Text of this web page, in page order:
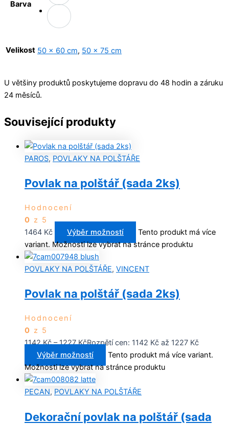
Barva
Velikost 50 x 60 cm, 50 x 75 cm
U většiny produktů poskytujeme dopravu do 48 hodin a záruku
24 měsíců.
Související produkty
PAROS, POVLAKY NA POLŠTÁŘE
Povlak na polštář (sada 2ks)
Hodnocení
0 z 5
1464 Kč Výběr možností
Tento produkt má více
variant. Možnosti lze vybrat na stránce produktu
POVLAKY NA POLŠTÁŘE, VINCENT
Povlak na polštář (sada 2ks)
Hodnocení
0 z 5
1142Kč – 1227KčRozpětí cen: 1142 Kč až 1227 Kč
Výběr možností
Tento produkt má více variant.
Možnosti lze vybrat na stránce produktu
PECAN, POVLAKY NA POLŠTÁŘE
Dekorační povlak na polštář (sada